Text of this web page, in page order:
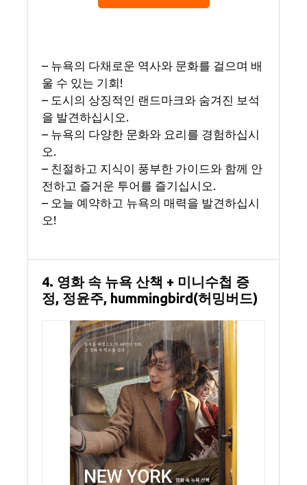
– 뉴욕의 다채로운 역사와 문화를 걸으며 배
울 수 있는 기회!
– 도시의 상징적인 랜드마크와 숨겨진 보석
을 발견하십시오.
– 뉴욕의 다양한 문화와 요리를 경험하십시
오.
– 친절하고 지식이 풍부한 가이드와 함께 안
전하고 즐거운 투어를 즐기십시오.
– 오늘 예약하고 뉴욕의 매력을 발견하십시
오!
4. 영화 속 뉴욕 산책 + 미니수첩 증
정, 정윤주, hummingbird(허밍버드)